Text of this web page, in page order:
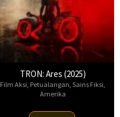
TRON: Ares (2025)
Film Aksi Petualangan Sains Fiksi
Amerika
8